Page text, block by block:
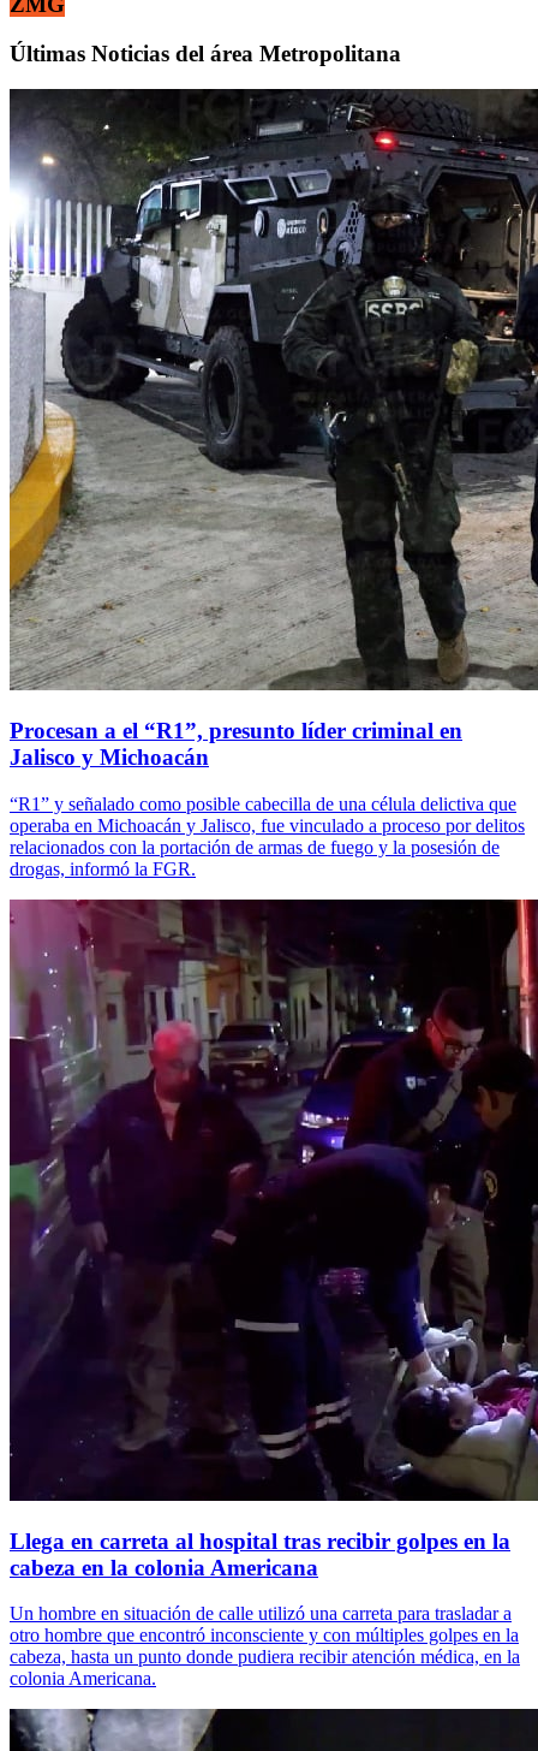
Últimas Noticias del área Metropolitana
Procesan a el “R1”, presunto líder criminal en
Jalisco y Michoacán
“R1” y señalado como posible cabecilla de una célula delictiva que
operaba en Michoacán y Jalisco, fue vinculado a proceso por delitos
relacionados con la portación de armas de fuego y la posesión de
drogas, informó la FGR.
Llega en carreta al hospital tras recibir golpes en la
cabeza en la colonia Americana
Un hombre en situación de calle utilizó una carreta para trasladar a
otro hombre que encontró inconsciente y con múltiples golpes en la
cabeza, hasta un punto donde pudiera recibir atención médica, en la
colonia Americana.